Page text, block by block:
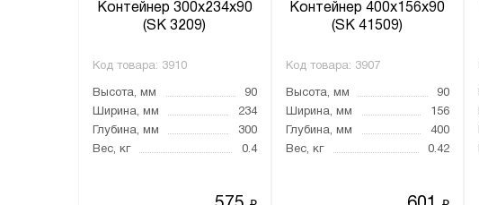
Контейнер 300х234х90
(SK 3209)
Код товара: 3910
Высота, мм
90
Ширина, мм
234
Глубина, мм
300
Вес, кг
0.4
Контейнер 400х156х90
(SK 41509)
Код товара: 3907
Высота, мм
90
Ширина, мм
156
Глубина, мм
400
Вес, кг
0.42